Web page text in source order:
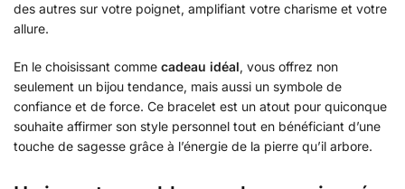
des autres sur votre poignet, amplifiant votre charisme et votre
allure.
En le choisissant comme cadeau idéal, vous offrez non
seulement un bijou tendance, mais aussi un symbole de
confiance et de force. Ce bracelet est un atout pour quiconque
souhaite affirmer son style personnel tout en bénéficiant d’une
touche de sagesse grâce à l’énergie de la pierre qu’il arbore.